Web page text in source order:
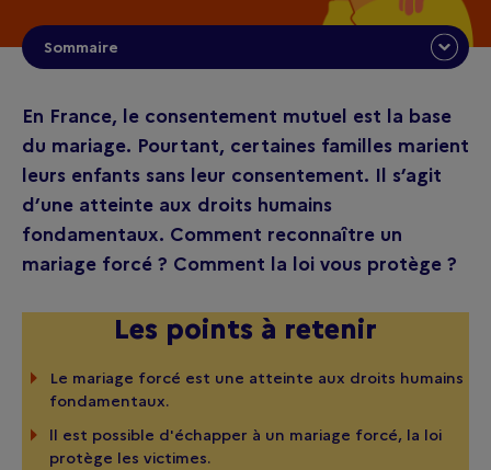
Sommaire
En France, le consentement mutuel est la base
du mariage. Pourtant, certaines familles marient
leurs enfants sans leur consentement. Il s’agit
d’une atteinte aux droits humains
fondamentaux. Comment reconnaître un
mariage forcé ? Comment la loi vous protège ?
Les points à retenir
Le mariage forcé est une atteinte aux droits humains
fondamentaux.
ll est possible d'échapper à un mariage forcé, la loi
protège les victimes.